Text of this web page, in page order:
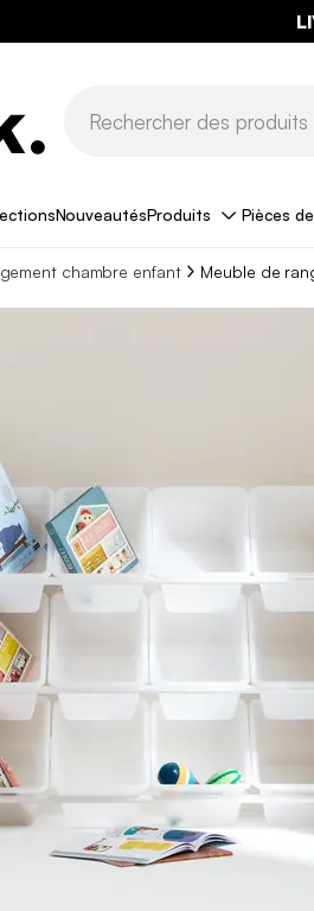
NouveautésProduits Pièces
chambre enfant Meuble de